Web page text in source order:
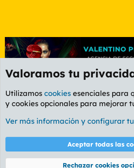
Foro General
Cookies
PL OLDSTYLE
Términos y reglas
Valoramos tu
Utilizamos cookies esenciales para
y cookies opcionales para mejorar
Ver más información y configurar
Aceptar todas las
Rechazar cookies